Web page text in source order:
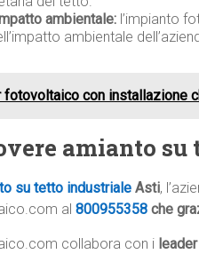
ambientale: l’impianto
ambientale
con installazione
amianto
su tetto industriale Asti,
al 800955358 che
collabora con i